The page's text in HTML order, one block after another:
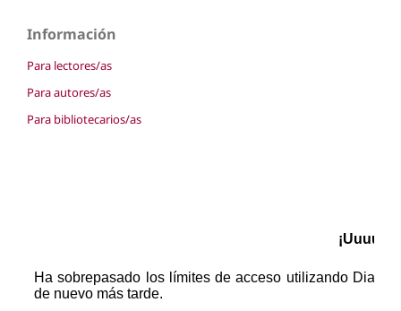
Información
Para lectores/as
Para autores/as
Para bibliotecarios/as